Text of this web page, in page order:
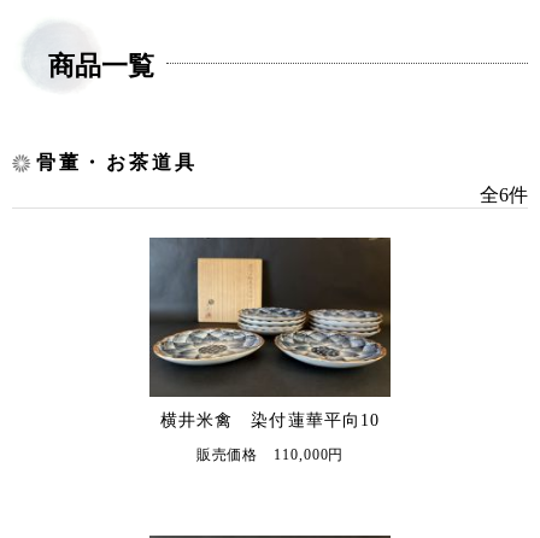
商品一覧
骨董・お茶道具
全6件
横井米禽 染付蓮華平向10
販売価格 110,000円